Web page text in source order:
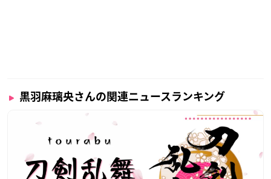
黒羽麻璃央さんの関連ニュースランキング